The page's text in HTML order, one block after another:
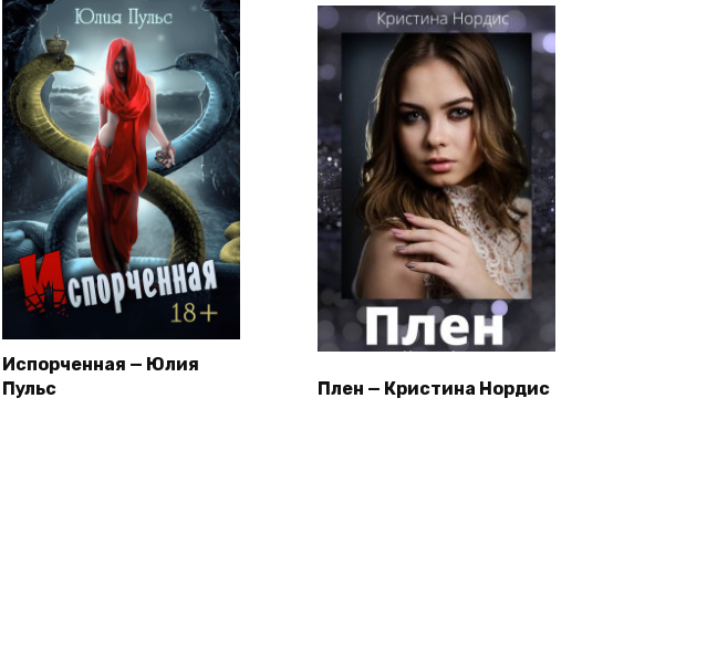
Испорченная — Юлия
Пульс
Плен — Кристина Нордис